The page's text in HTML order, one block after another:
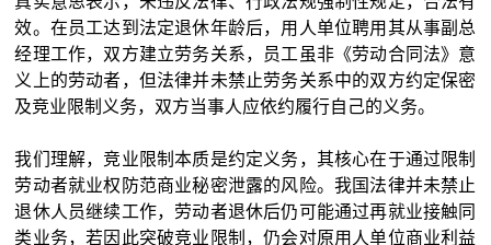
效。在员工达到法定退休年龄后，用人单位聘用其从事副总
经理工作，双方建立劳务关系，员工虽非《劳动合同法》意
义上的劳动者，但法律并未禁止劳务关系中的双方约定保密
及竞业限制义务，双方当事人应依约履行自己的义务。
我们理解，竞业限制本质是约定义务，其核心在于通过限制
劳动者就业权防范商业秘密泄露的风险。我国法律并未禁止
退休人员继续工作，劳动者退休后仍可能通过再就业接触同
类业务，若因此突破竞业限制，仍会对原用人单位商业利益